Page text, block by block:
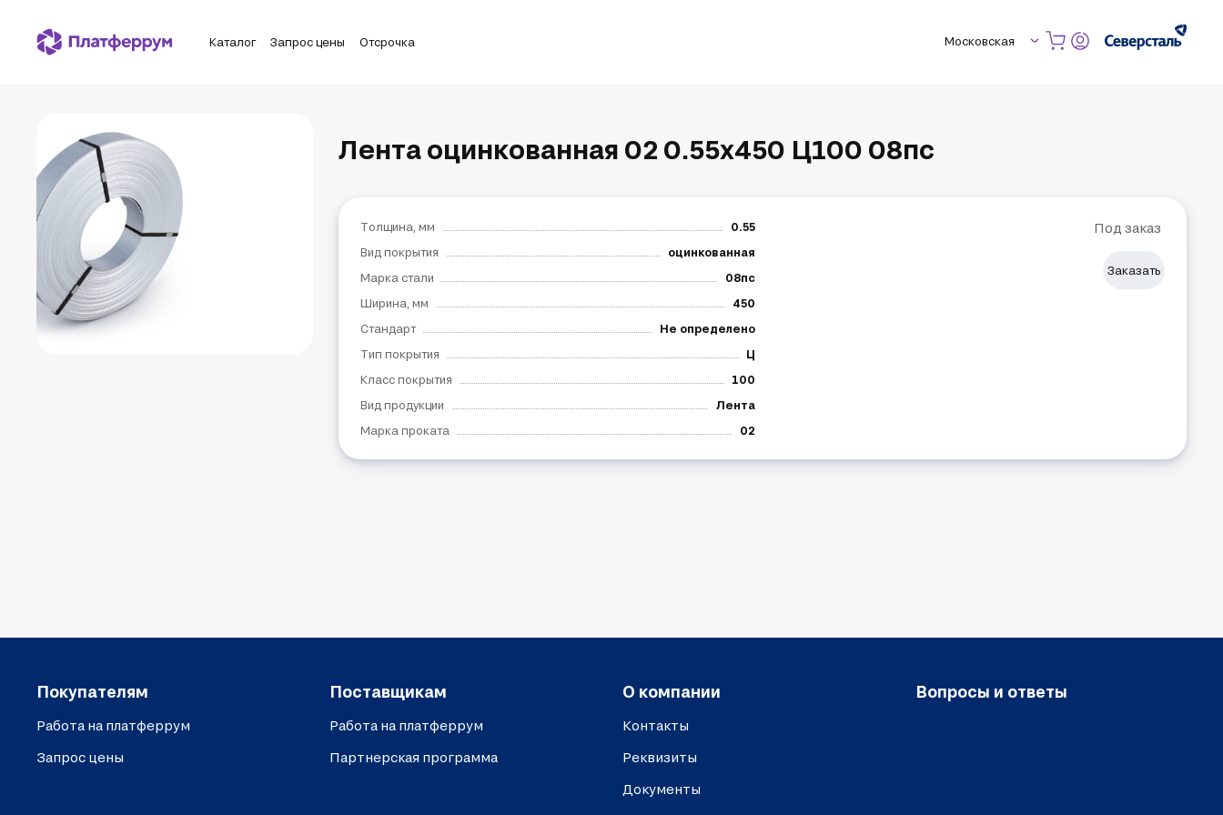
Каталог Запрос цены Отсрочка Московская
Лента оцинкованная 02 0.55х450 Ц100 08пс
Под заказ
Заказать
Толщина, мм
0.55
Вид покрытия
оцинкованная
Марка стали
08пс
Ширина, мм
450
Стандарт
Не определено
Тип покрытия
Ц
Класс покрытия
100
Вид продукции
Лента
Марка проката
02
Покупателям
Работа на платферрум
Запрос цены
Поставщикам
Работа на платферрум
Партнерская программа
О компании
Контакты
Реквизиты
Документы
Вопросы и ответы